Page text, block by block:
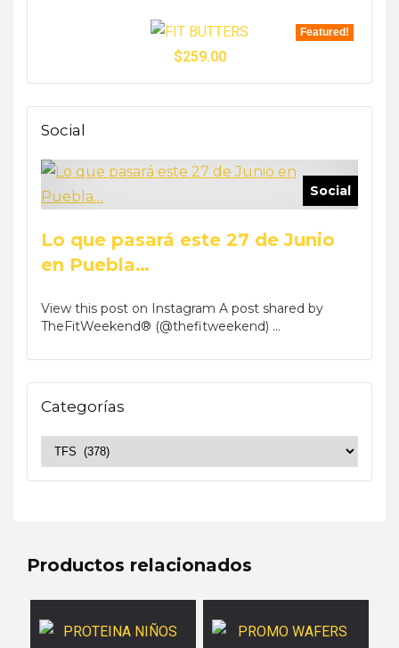
Featured!
$259.00
Social
Social
Lo que pasará este 27 de Junio
en Puebla…
View this post on Instagram A post shared by
TheFitWeekend® (@thefitweekend) ...
Categorías
Productos relacionados